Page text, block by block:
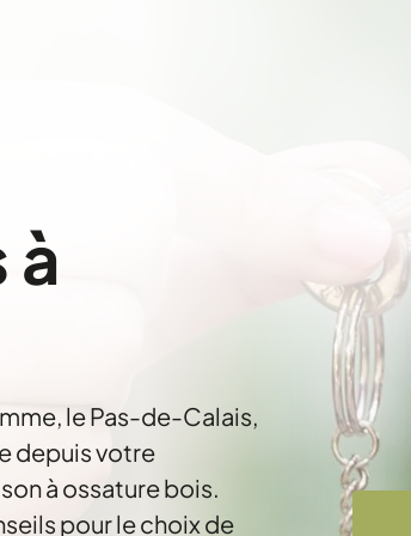
à
le Pas-de-Calais,
depuis votre
à ossature bois.
pour le choix de